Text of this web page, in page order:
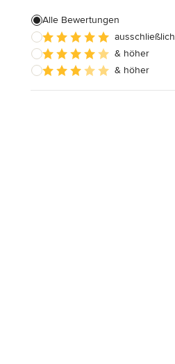
Alle Bewertungen
ausschließlich
& höher
& höher